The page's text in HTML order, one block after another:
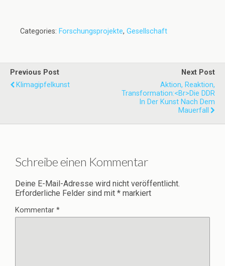
Categories: Forschungsprojekte, Gesellschaft
Previous Post
Klimagipfelkunst
Next Post
Aktion, Reaktion,
Transformation:<br>Die DDR
In Der Kunst Nach Dem
Mauerfall
Schreibe einen Kommentar
Deine E-Mail-Adresse wird nicht veröffentlicht.
Erforderliche Felder sind mit * markiert
Kommentar *